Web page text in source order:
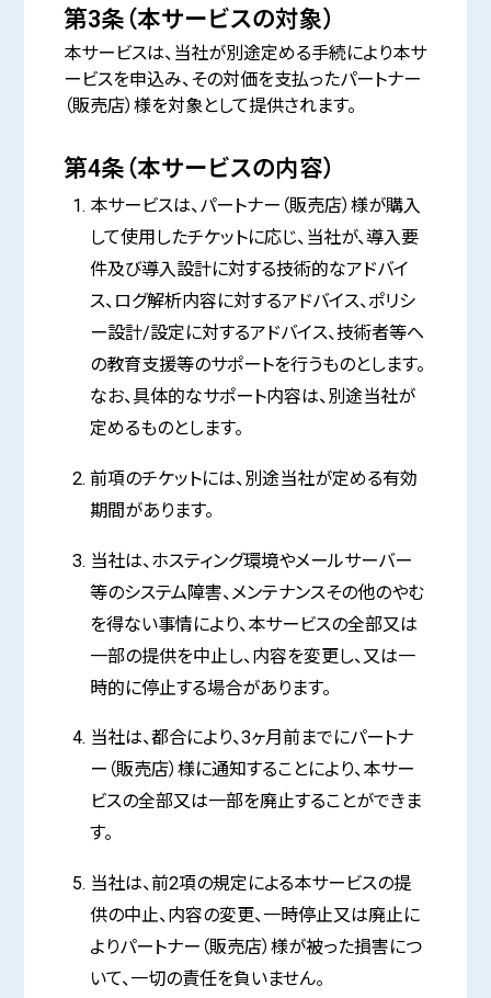
第3条（本サービスの対象）
本サービスは、当社が別途定める手続により本サ
ービスを申込み、その対価を支払ったパートナー
（販売店）様を対象として提供されます。
第4条（本サービスの内容）
本サービスは、パートナー（販売店）様が購入
して使用したチケットに応じ、当社が、導入要
件及び導入設計に対する技術的なアドバイ
ス、ログ解析内容に対するアドバイス、ポリシ
ー設計/設定に対するアドバイス、技術者等へ
の教育支援等のサポートを行うものとします。
なお、具体的なサポート内容は、別途当社が
定めるものとします。
前項のチケットには、別途当社が定める有効
期間があります。
当社は、ホスティング環境やメールサーバー
等のシステム障害、メンテナンスその他のやむ
を得ない事情により、本サービスの全部又は
一部の提供を中止し、内容を変更し、又は一
時的に停止する場合があります。
当社は、都合により、3ヶ月前までにパートナ
ー（販売店）様に通知することにより、本サー
ビスの全部又は一部を廃止することができま
す。
当社は、前2項の規定による本サービスの提
供の中止、内容の変更、一時停止又は廃止に
よりパートナー（販売店）様が被った損害につ
いて、一切の責任を負いません。